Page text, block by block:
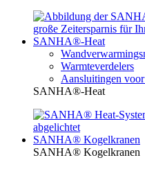
SANHA®-Heat
Warmteverdelers
Aansluitingen
SANHA®-Heat
SANHA® Kogelkranen
SANHA® Kogelkranen